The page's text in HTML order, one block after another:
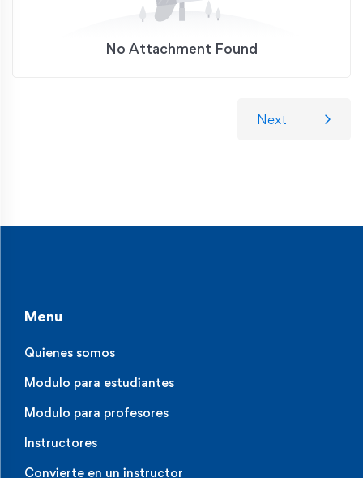
No Attachment Found
Next
Menu
Quienes somos
Modulo para estudiantes
Modulo para profesores
Instructores
Convierte en un instructor